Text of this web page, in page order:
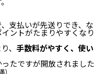
支払いが先送りでき、な
ントがたまりやすくなり
、 手数料がやすく、使い
たですが開放されました